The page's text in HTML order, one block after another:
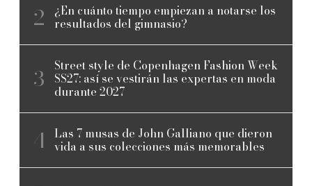
¿En cuánto tiempo empiezan a notarse los
resultados del gimnasio?
Street style de Copenhagen Fashion Week
SS27: así se vestirán las expertas en moda
durante 2027
Las 7 musas de John Galliano que dieron
vida a sus colecciones más memorables